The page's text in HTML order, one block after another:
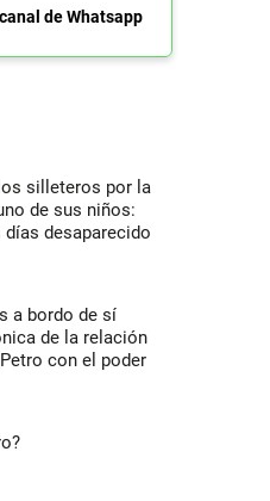
de Whatsapp
silleteros por la
de sus niños:
días desaparecido
a bordo de sí
de la relación
con el poder